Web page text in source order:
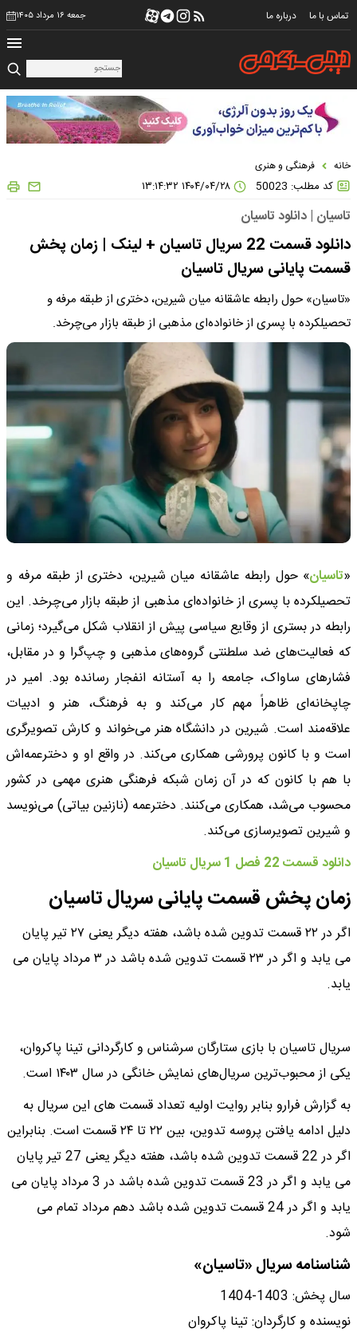
تماس با ما درباره ما جمعه ۱۶ مرداد ۱۴۰۵
خانه فرهنگی و هنری
کد مطلب: 50023
تاسیان | دانلود تاسیان
دانلود قسمت 22 سریال تاسیان + لینک | زمان پخش
قسمت پایانی سریال تاسیان
«تاسیان» حول رابطه عاشقانه میان شیرین، دختری از طبقه مرفه و
تحصیلکرده با پسری از خانواده‌ای مذهبی از طبقه بازار می‌چرخد.
«تاسیان» حول رابطه عاشقانه میان شیرین، دختری از طبقه مرفه و
تحصیلکرده با پسری از خانواده‌ای مذهبی از طبقه بازار می‌چرخد. این
رابطه در بستری از وقایع سیاسی پیش از انقلاب شکل می‌گیرد؛ زمانی
که فعالیت‌های ضد سلطنتی گروه‌های مذهبی و چپ‌گرا و در مقابل،
فشارهای ساواک، جامعه را به آستانه انفجار رسانده بود. امیر در
چاپخانه‌ای ظاهراً مهم کار می‌کند و به فرهنگ، هنر و ادبیات
علاقه‌مند است. شیرین در دانشگاه هنر می‌خواند و کارش تصویرگری
است و با کانون پرورشی همکاری می‌کند. در واقع او و دخترعمه‌اش
با هم با کانون که در آن زمان شبکه فرهنگی هنری مهمی در کشور
محسوب می‌شد، همکاری می‌کنند. دخترعمه (نازنین بیاتی) می‌نویسد
و شیرین تصویرسازی می‌کند.
دانلود قسمت 22 فصل 1 سریال تاسیان
زمان پخش قسمت پایانی سریال تاسیان
اگر در ۲۲ قسمت تدوین شده باشد، هفته دیگر یعنی ۲۷ تیر پایان
می یابد و اگر در ۲۳ قسمت تدوین شده باشد در ۳ مرداد پایان می
یابد.
سریال تاسیان با بازی ستارگان سرشناس و کارگردانی تینا پاکروان،
یکی از محبوب‌ترین سریال‌های نمایش خانگی در سال ۱۴۰۳ است.
به گزارش فرارو بنابر روایت اولیه تعداد قسمت های این سریال به
دلیل ادامه یافتن پروسه تدوین، بین ۲۲ تا ۲۴ قسمت است. بنابراین
اگر در 22 قسمت تدوین شده باشد، هفته دیگر یعنی 27 تیر پایان
می یابد و اگر در 23 قسمت تدوین شده باشد در 3 مرداد پایان می
یابد و اگر در 24 قسمت تدوین شده باشد دهم مرداد تمام می
شود.
شناسنامه سریال «تاسیان»
سال پخش: 1403-1404
نویسنده و کارگردان: تینا پاکروان